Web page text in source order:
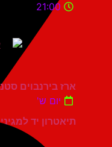
תיאטרון יד למגינים יגור
21:00
ארז בירנבוים סטנדאפ
יום ש'